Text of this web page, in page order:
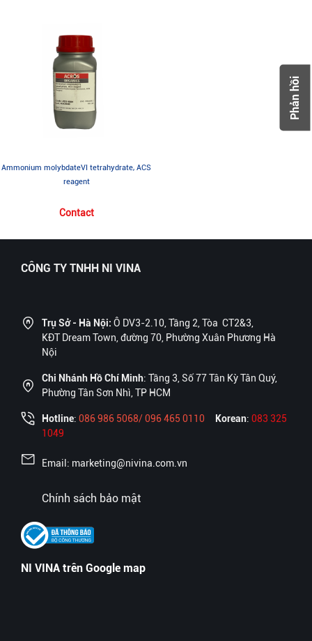
Ammonium molybdateVI tetrahydrate, ACS
reagent
Contact
CÔNG TY TNHH NI VINA
Trụ Sở - Hà Nội: Ô DV3-2.10, Tầng 2, Tòa CT2&3,
KĐT Dream Town, đường 70, Phường Xuân Phương Hà
Nội
Chi Nhánh Hồ Chí Minh: Tầng 3, Số 77 Tân Kỳ Tân Quý,
Phường Tân Sơn Nhì, TP HCM
Hotline: 086 986 5068/ 096 465 0110 Korean: 083 325
1049
Email: marketing@nivina.com.vn
Chính sách bảo mật
NI VINA trên Google map
Phản hồi